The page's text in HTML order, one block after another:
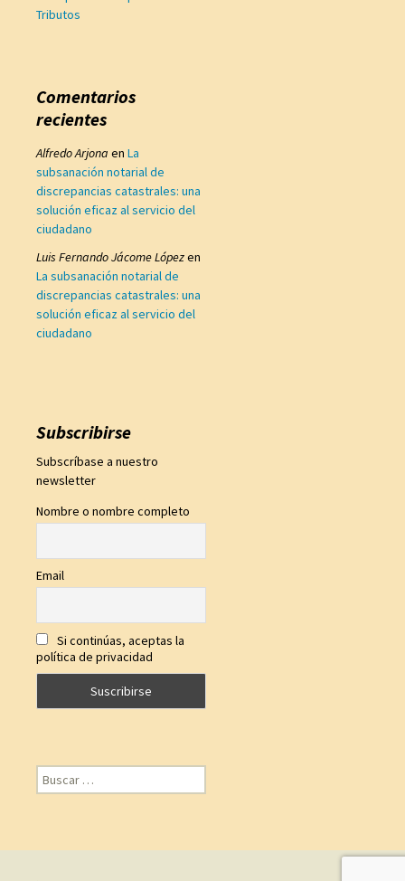
Tributos
Comentarios
recientes
Alfredo Arjona en La
subsanación notarial de
discrepancias catastrales: una
solución eficaz al servicio del
ciudadano
Luis Fernando Jácome Lópezen
La subsanación notarial de
discrepancias catastrales: una
solución eficaz al servicio del
ciudadano
Subscribirse
Subscríbase a nuestro
newsletter
Nombre o nombre completo
Email
Si continúas, aceptas la
política de privacidad
Buscar: